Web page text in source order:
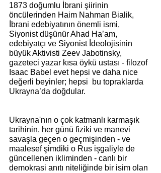
1873 doğumlu İbrani şiirinin
öncülerinden Haim Nahman Bialik,
İbrani edebiyatının önemli ismi,
Siyonist düşünür Ahad Ha’am,
edebiyatçı ve Siyonist İdeolojisinin
büyük Aktivisti Zeev Jabotinsky,
gazeteci yazar kısa öykü ustası - filozof
Isaac Babel evet hepsi ve daha nice
değerli beyinler; hepsi  bu topraklarda
Ukrayna’da doğdular.
Ukrayna'nın o çok katmanlı karmaşık
tarihinin, her günü fiziki ve manevi
savaşla geçen o geçmişinden - ve
maalesef şimdiki o Rus işgaliyle de
güncellenen ikliminden - canlı bir
demokrasi anıtı niteliğinde bir isim olan